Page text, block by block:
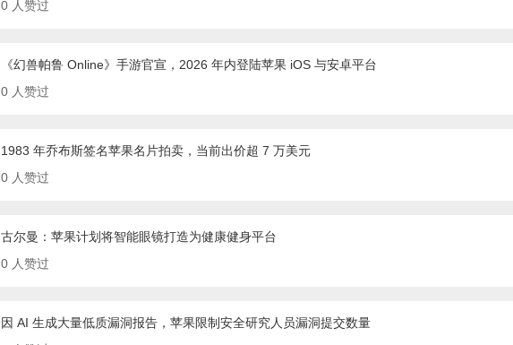
0 人赞过
《幻兽帕鲁 Online》手游官宣，2026 年内登陆苹果 iOS 与安卓平台
0 人赞过
1983 年乔布斯签名苹果名片拍卖，当前出价超 7 万美元
0 人赞过
古尔曼：苹果计划将智能眼镜打造为健康健身平台
0 人赞过
因 AI 生成大量低质漏洞报告，苹果限制安全研究人员漏洞提交数量